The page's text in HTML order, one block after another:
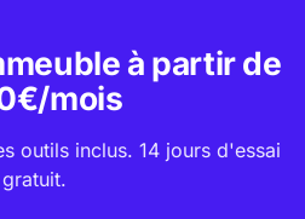
à partir de
mois
outils inclus. 14 jours d'essai
gratuit.